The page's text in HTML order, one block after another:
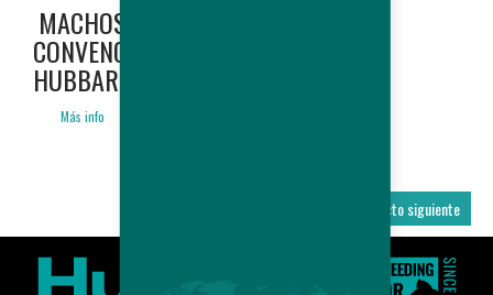
MACHOS
CONVENCIONALES
HUBBARD
Más info
Producto siguiente